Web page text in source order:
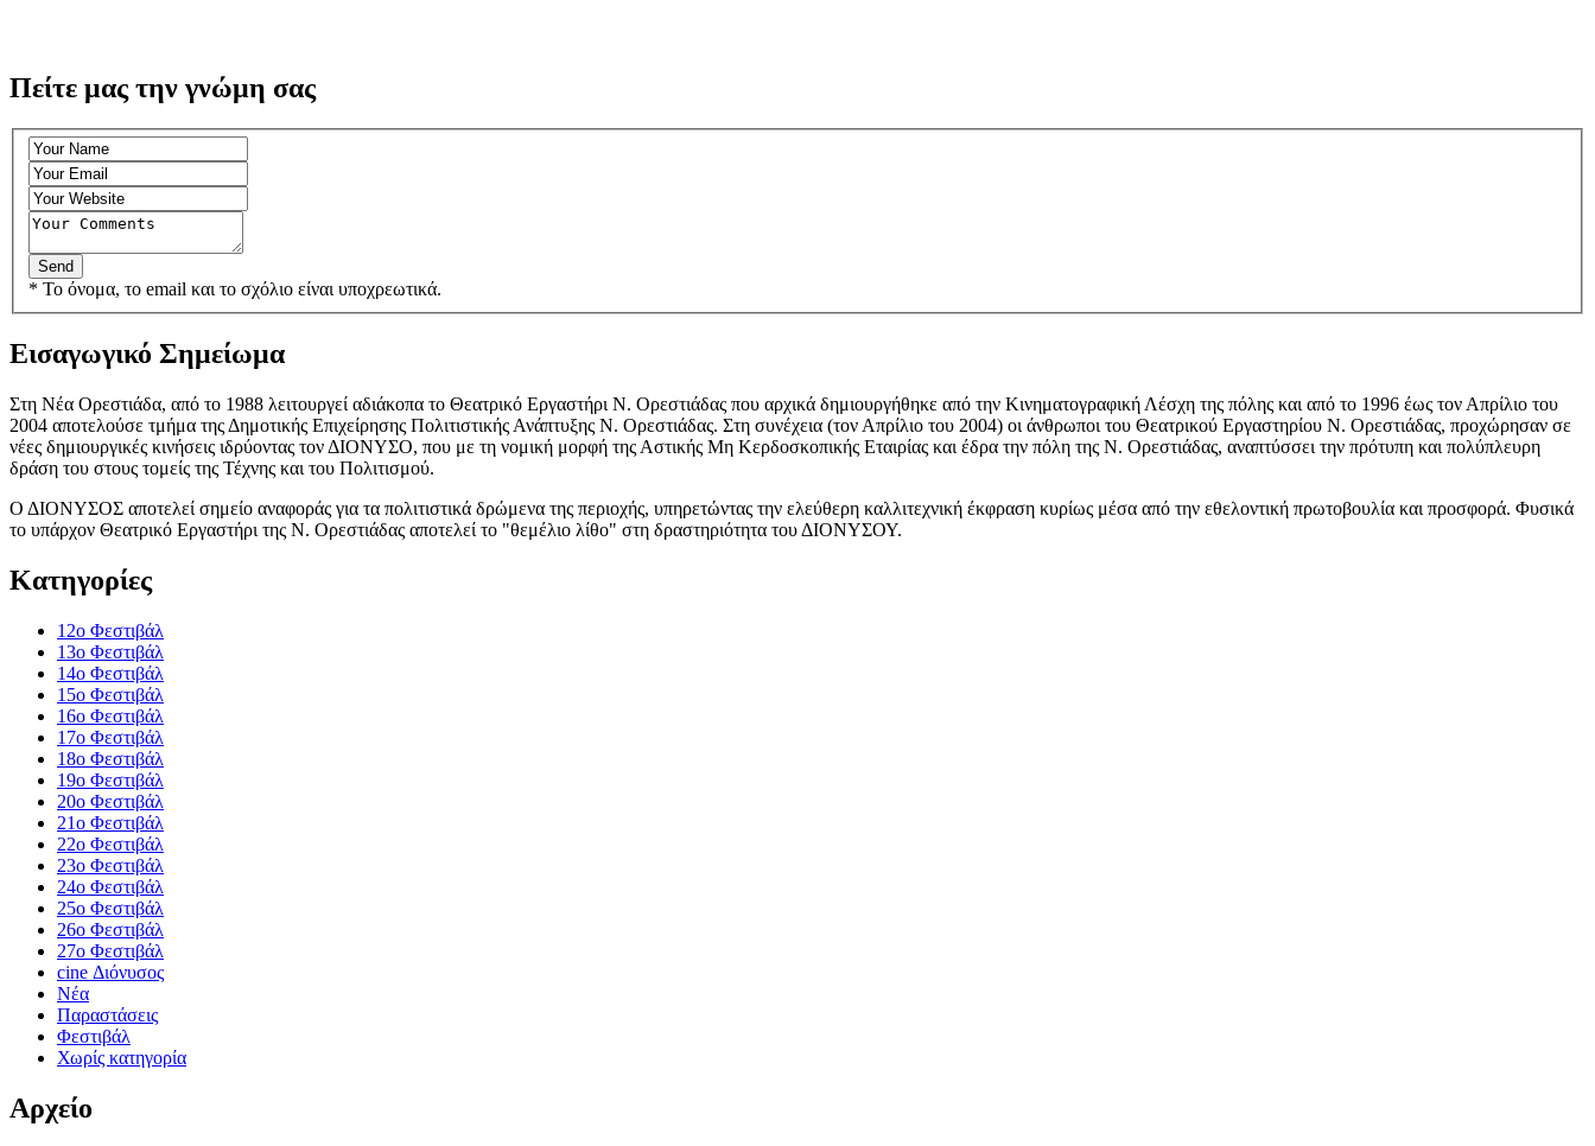
Πείτε μας την γνώμη σας
* Το όνομα, το email και το σχόλιο είναι υποχρεωτικά.
Εισαγωγικό Σημείωμα
Στη Νέα Ορεστιάδα, από το 1988 λειτουργεί αδιάκοπα το Θεατρικό Εργαστήρι Ν. Ορεστιάδας που αρχικά δημιουργήθηκε από την Κινηματογραφική Λέσχη της πόλης και από το 1996 έως τον Απρίλιο του
2004 αποτελούσε τμήμα της Δημοτικής Επιχείρησης Πολιτιστικής Ανάπτυξης Ν. Ορεστιάδας. Στη συνέχεια (τον Απρίλιο του 2004) οι άνθρωποι του Θεατρικού Εργαστηρίου Ν. Ορεστιάδας, προχώρησαν σε
νέες δημιουργικές κινήσεις ιδρύοντας τον ΔΙΟΝΥΣΟ, που με τη νομική μορφή της Αστικής Μη Κερδοσκοπικής Εταιρίας και έδρα την πόλη της Ν. Ορεστιάδας, αναπτύσσει την πρότυπη και πολύπλευρη
δράση του στους τομείς της Τέχνης και του Πολιτισμού.
Ο ΔΙΟΝΥΣΟΣ αποτελεί σημείο αναφοράς για τα πολιτιστικά δρώμενα της περιοχής, υπηρετώντας την ελεύθερη καλλιτεχνική έκφραση κυρίως μέσα από την εθελοντική πρωτοβουλία και προσφορά. Φυσικά
το υπάρχον Θεατρικό Εργαστήρι της Ν. Ορεστιάδας αποτελεί το "θεμέλιο λίθο" στη δραστηριότητα του ΔΙΟΝΥΣΟΥ.
Κατηγορίες
12o Φεστιβάλ
13ο Φεστιβάλ
14ο Φεστιβάλ
15ο Φεστιβάλ
16ο Φεστιβάλ
17ο Φεστιβάλ
18ο Φεστιβάλ
19ο Φεστιβάλ
20ο Φεστιβάλ
21ο Φεστιβάλ
22ο Φεστιβάλ
23ο Φεστιβάλ
24ο Φεστιβάλ
25ο Φεστιβάλ
26ο Φεστιβάλ
27ο Φεστιβάλ
cine Διόνυσος
Νέα
Παραστάσεις
Φεστιβάλ
Χωρίς κατηγορία
Αρχείο